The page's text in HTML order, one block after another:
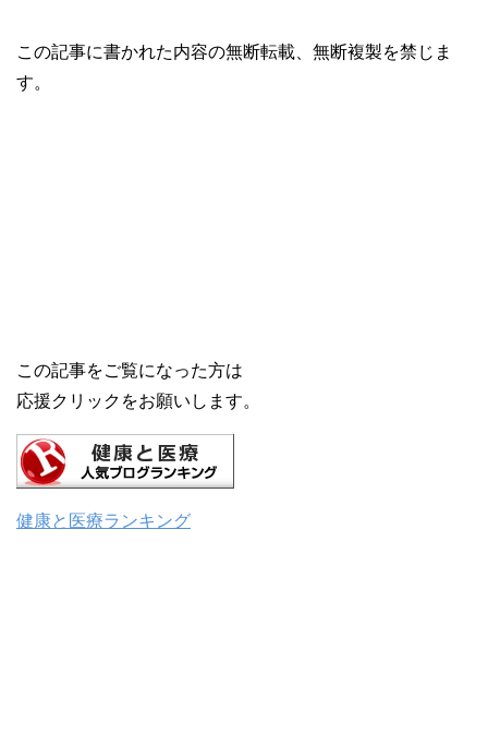
この記事に書かれた内容の無断転載、無断複製を禁じま
す。
この記事をご覧になった方は
応援クリックをお願いします。
健康と医療ランキング